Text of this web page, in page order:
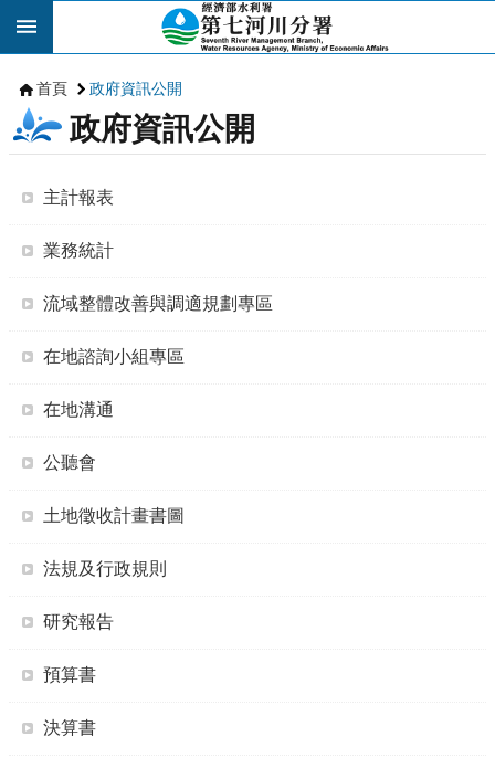
跳到主要內容區塊
首頁 政府資訊公開
政府資訊公開
主計報表
業務統計
流域整體改善與調適規劃專區
在地諮詢小組專區
在地溝通
公聽會
土地徵收計畫書圖
法規及行政規則
研究報告
預算書
決算書